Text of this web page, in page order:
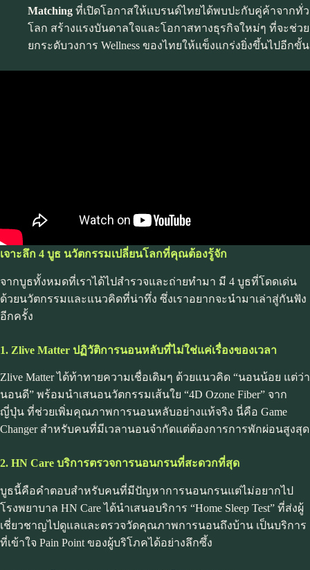
Matching ที่เปิดโอกาสให้แบรนด์ไทยได้พบปะกับคู่ค้าจากทั่ว
โลก สร้างแรงบันดาลใจและโอกาสทางธุรกิจใหม่ๆ ที่จะช่วย
ยกระดับวงการ Wellness ของไทยให้แข็งแกร่งยิ่งขึ้นไปอีกขั้น
เจาะลึก 4 บูธ นวัตกรรมเปลี่ยนโลกที่คุณต้องรู้จัก
จากบูธทั้งหมดที่เราได้ไปสำรวจและถ่ายทำมา มี 4 บูธที่โดดเด่น
ด้วยนวัตกรรมและแนวคิดที่น่าทึ่ง ซึ่งเราอยากจะนำมาเล่าสู่กันฟัง
อีกครั้ง
1. Zlive Matter ปฏิวัติการนอนหลับที่ไม่ใช่แค่เรื่องของเวลา
Zlive Matter ได้ท้าทายความเชื่อเดิมๆ ด้วยแนวคิด “นอนน้อย แต่ว่า
นอนดี” พร้อมนำเสนอนวัตกรรมเส้นใย “4D Ozone Fiber” จาก
ญี่ปุ่น ที่ช่วยเพิ่มคุณภาพการนอนหลับอย่างแท้จริง นี่คือ Game
Changer สำหรับคนที่มีเวลานอนจำกัดแต่ต้องการการพักผ่อนสูงสุด
2. HN Care บริการตรวจการนอนกรนที่สะดวกที่สุด
บูธนี้คือคำตอบสำหรับคนที่มีปัญหาการนอนกรนแต่ไม่อยากไป
โรงพยาบาล HN Care ได้นำเสนอบริการ “Home Sleep Test” ที่ส่งผู้
เชี่ยวชาญไปดูแลและตรวจวัดคุณภาพการนอนถึงบ้าน เป็นบริการ
ที่เข้าใจ Pain Point ของผู้บริโภคได้อย่างลึกซึ้ง